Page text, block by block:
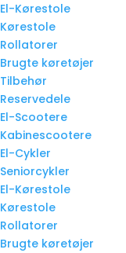
El-Kørestole
Kørestole
Rollatorer
Brugte køretøjer
Tilbehør
Reservedele
El-Scootere
Kabinescootere
El-Cykler
Seniorcykler
El-Kørestole
Kørestole
Rollatorer
Brugte køretøjer